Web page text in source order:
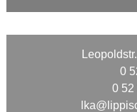
0
0 52